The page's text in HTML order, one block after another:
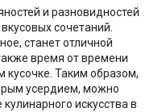
и разновидностей
сочетаний.
станет отличной
время от времени
кусочке. Таким образом,
усердием, можно
искусства в